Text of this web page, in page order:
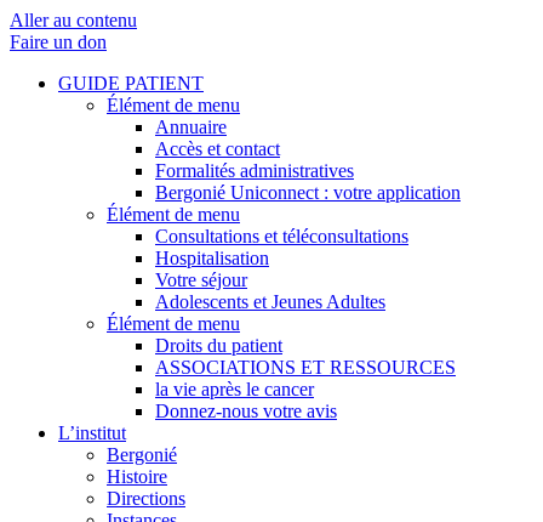
Aller au contenu
Faire un don
GUIDE PATIENT
Élément de menu
Annuaire
Accès et contact
Formalités administratives
Bergonié Uniconnect : votre application
Élément de menu
Consultations et téléconsultations
Hospitalisation
Votre séjour
Adolescents et Jeunes Adultes
Élément de menu
Droits du patient
ASSOCIATIONS ET RESSOURCES
la vie après le cancer
Donnez-nous votre avis
L’institut
Bergonié
Histoire
Directions